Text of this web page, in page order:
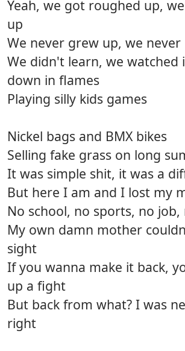
Yeah, we got roughed up,
up
We never grew up, we
We didn't learn, we watched
down in flames
Playing silly kids games
Nickel bags and BMX bikes
Selling fake grass on long
It was simple shit, it was a
But here I am and I lost my
No school, no sports, no job,
My own damn mother
sight
If you wanna make it back,
up a fight
But back from what? I was
right